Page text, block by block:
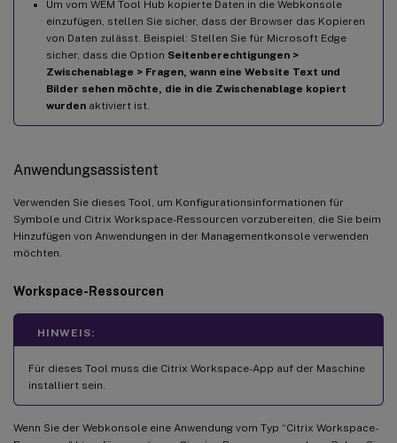
Um vom WEM Tool Hub kopierte Daten in die Webkonsole
einzufügen, stellen Sie sicher, dass der Browser das Kopieren
von Daten zulässt. Beispiel: Stellen Sie für Microsoft Edge
sicher, dass die Option Seitenberechtigungen >
Zwischenablage > Fragen, wann eine Website Text und
Bilder sehen möchte, die in die Zwischenablage kopiert
wurden aktiviert ist.
Anwendungsassistent
Verwenden Sie dieses Tool, um Konfigurationsinformationen für
Symbole und Citrix Workspace-Ressourcen vorzubereiten, die Sie beim
Hinzufügen von Anwendungen in der Managementkonsole verwenden
möchten.
Workspace-Ressourcen
HINWEIS:
Für dieses Tool muss die Citrix Workspace-App auf der Maschine
installiert sein.
Wenn Sie der Webkonsole eine Anwendung vom Typ “Citrix Workspace-